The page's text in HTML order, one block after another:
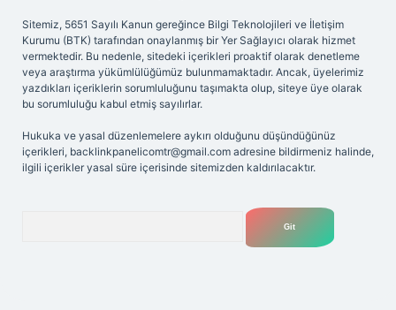
Sitemiz, 5651 Sayılı Kanun gereğince Bilgi Teknolojileri ve İletişim
Kurumu (BTK) tarafından onaylanmış bir Yer Sağlayıcı olarak hizmet
vermektedir. Bu nedenle, sitedeki içerikleri proaktif olarak denetleme
veya araştırma yükümlülüğümüz bulunmamaktadır. Ancak, üyelerimiz
yazdıkları içeriklerin sorumluluğunu taşımakta olup, siteye üye olarak
bu sorumluluğu kabul etmiş sayılırlar.
Hukuka ve yasal düzenlemelere aykırı olduğunu düşündüğünüz
içerikleri, backlinkpanelicomtr@gmail.com adresine bildirmeniz halinde,
ilgili içerikler yasal süre içerisinde sitemizden kaldırılacaktır.